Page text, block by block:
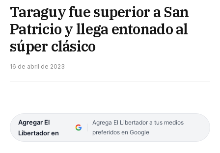
Taraguy fue superior a San
Patricio y llega entonado al
súper clásico
16 de abril de 2023
Agregar El
Libertador en
Agrega El Libertador a tus medios
preferidos en Google